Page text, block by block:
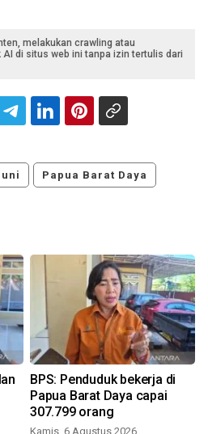
melakukan crawling atau
di situs web ini tanpa izin tertulis dari
Papua Barat Daya
BPS: Penduduk bekerja di
Papua Barat Daya capai
307.799 orang
Kamis, 6 Agustus 2026